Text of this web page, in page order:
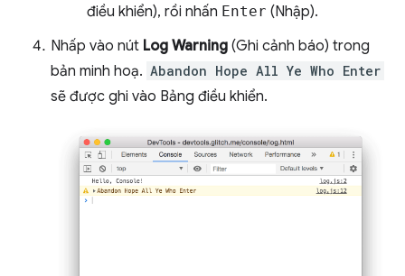
điều khiển), rồi nhấn Enter (Nhập).
Nhấp vào nút Log Warning (Ghi cảnh báo) trong
bản minh hoạ. Abandon Hope All Ye Who Enter
sẽ được ghi vào Bảng điều khiển.